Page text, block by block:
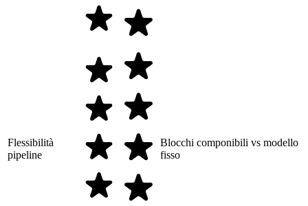
Flessibilità
pipeline
Blocchi componibili vs modello
fisso